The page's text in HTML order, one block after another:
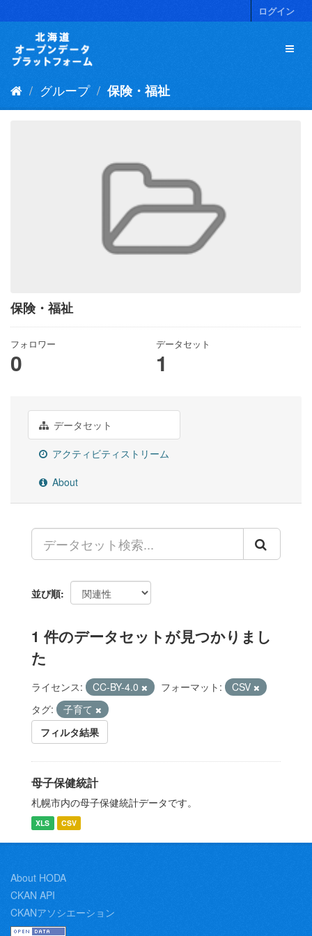
キ
ログイン
グループ 保険・福祉
保険・福祉
フォロワー
0
データセット
1
データセット
アクティビティストリーム
About
並び順
1 件のデータセットが見つかりまし
た
ライセンス: CC-BY-4.0 フォーマット:
CSV
タグ:
子育て
フィルタ結果
母子保健統計
札幌市内の母子保健統計データです。
XLS CSV
About HODA
CKAN API
CKANアソシエーション